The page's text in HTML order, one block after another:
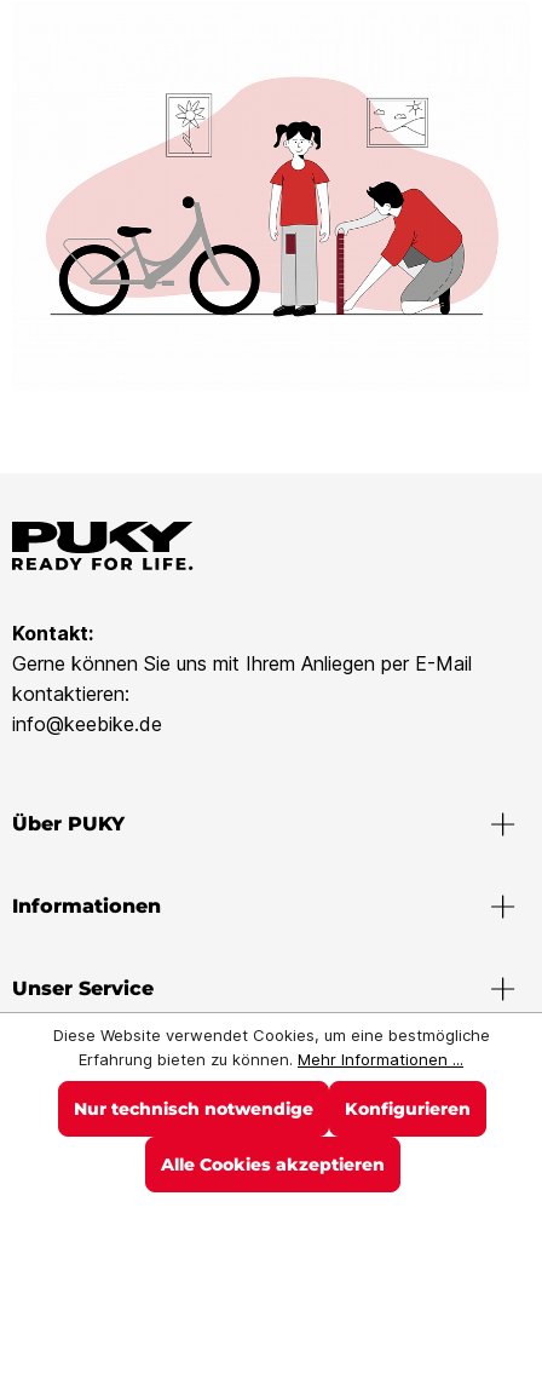
Kontakt:
Gerne können Sie uns mit Ihrem Anliegen per E-Mail
kontaktieren:
info@keebike.de
Über PUKY
Informationen
Unser Service
Instagram YouTube
* Alle Preise inkl. gesetzl. Mehrwertsteuer zzgl.Versandkosten
Nachnahmegebühren, wenn nicht anders angegeben.
Diese Website verwendet Cookies, um eine bestmögliche
Erfahrung bieten zu können. Mehr Informationen ...
Nur technisch notwendige Konfigurieren
Alle Cookies akzeptieren